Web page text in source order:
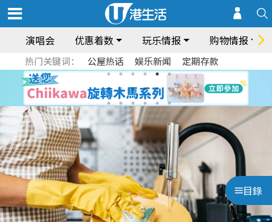
演唱会 优惠着数 玩乐情报 购物情报
热门关键词： 公屋热话 娱乐新闻 定期存款
目錄